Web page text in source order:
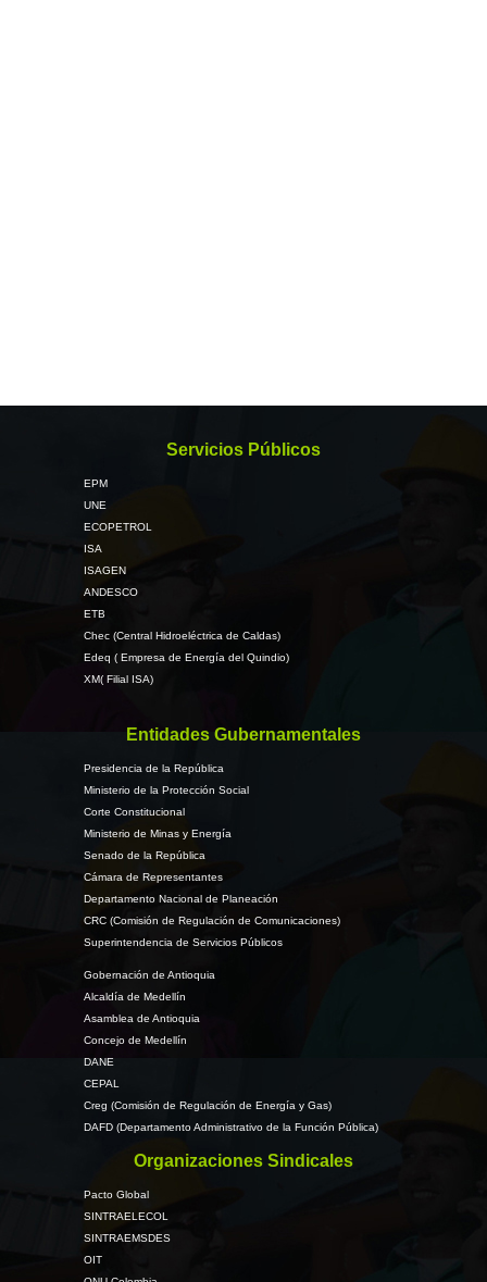
Servicios Públicos
EPM
UNE
ECOPETROL
ISA
ISAGEN
ANDESCO
ETB
Chec (Central Hidroeléctrica de Caldas)
Edeq ( Empresa de Energía del Quindio)
XM( Filial ISA)
Entidades Gubernamentales
Presidencia de la República
Ministerio de la Protección Social
Corte Constitucional
Ministerio de Minas y Energía
Senado de la República
Cámara de Representantes
Departamento Nacional de Planeación
CRC (Comisión de Regulación de Comunicaciones)
Superintendencia de Servicios Públicos
Gobernación de Antioquia
Alcaldía de Medellín
Asamblea de Antioquia
Concejo de Medellín
DANE
CEPAL
Creg (Comisión de Regulación de Energía y Gas)
DAFD (Departamento Administrativo de la Función Pública)
Organizaciones Sindicales
Pacto Global
SINTRAELECOL
SINTRAEMSDES
OIT